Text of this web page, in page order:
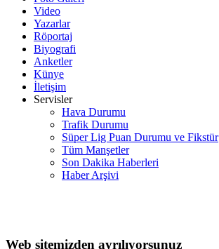
Video
Yazarlar
Röportaj
Biyografi
Anketler
Künye
İletişim
Servisler
Hava Durumu
Trafik Durumu
Süper Lig Puan Durumu ve Fikstür
Tüm Manşetler
Son Dakika Haberleri
Haber Arşivi
Web sitemizden ayrılıyorsunuz